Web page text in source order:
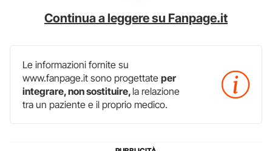
Continua a leggere su Fanpage.it
Le informazioni fornite su
www.fanpage.it sono progettate per
integrare, non sostituire,la relazione
tra un paziente e il proprio medico.